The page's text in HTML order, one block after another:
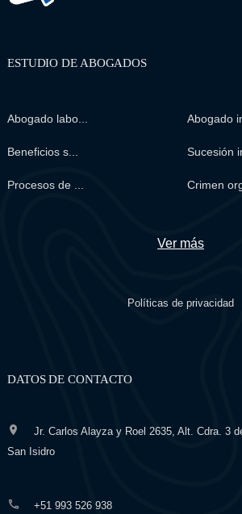
ESTUDIO DE ABOGADOS
Abogado labo... Abogado
Beneficios s... Sucesión
Procesos de ... Crimen
Ver más
Políticas de privacidad
DATOS DE CONTACTO
Jr. Carlos Alayza y Roel 2635, Alt. Cdra. 3
San Isidro
+51 993 526 938